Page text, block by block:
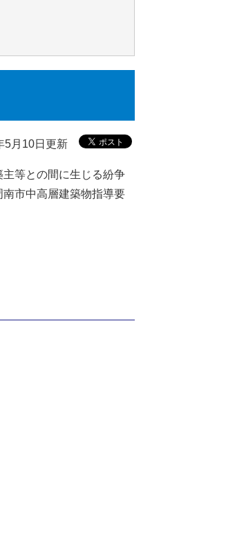
5月10日更新
等との間に生じる紛争
市中高層建築物指導要